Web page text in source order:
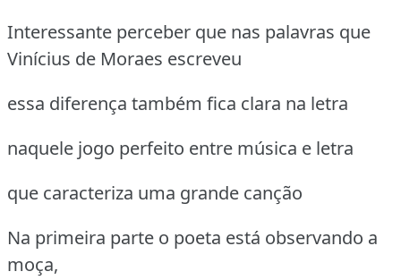
Interessante perceber que nas palavras que
Vinícius de Moraes escreveu
essa diferença também fica clara na letra
naquele jogo perfeito entre música e letra
que caracteriza uma grande canção
Na primeira parte o poeta está observando a
moça,